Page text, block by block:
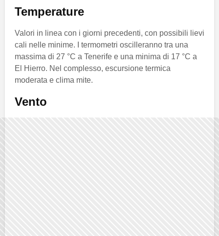
Temperature
Valori in linea con i giorni precedenti, con possibili lievi
cali nelle minime. I termometri oscilleranno tra una
massima di 27 °C a Tenerife e una minima di 17 °C a
El Hierro. Nel complesso, escursione termica
moderata e clima mite.
Vento